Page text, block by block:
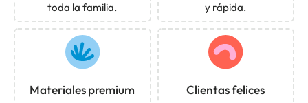
toda la familia.
y rápida.
Materiales premium Clientas felices